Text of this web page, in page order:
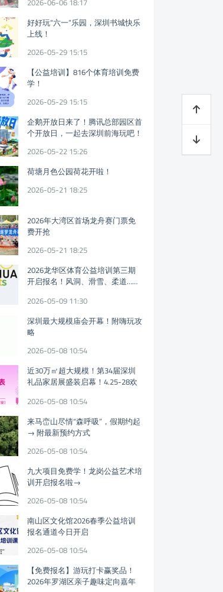
2026-06-06 18:17
好好玩“六一”乐园，深圳书城快乐
上线！
2026-05-29 15:15
【公益培训】816个体育培训免费
学！
2026-05-29 15:15
企鹅开放日来了！腾讯总部园区首
个开放日，一起去深圳前海玩吧！
2026-05-22 15:26
荷塘月色公园荷花开啦！
2026-05-21 18:25
2026年大湾区首场龙舟赛门票免
费开抢
2026-05-21 18:25
2026龙华区体育公益培训第三期
开启报名！风洞、滑雪、柔道……
2026-05-09 11:30
深圳最大规模庙会开幕！附嗨玩攻
略
2026-05-08 10:54
近30万㎡超大规模！第34届深圳
礼品家居展盛装启幕！4.25-28欢
2026-05-08 10:54
来马峦山尽情“森呼吸”，假期约起
→ 附最新预约方式
2026-05-08 10:54
九大项目免费学！龙岗公益艺术培
训开启报名啦→
2026-05-08 10:54
南山区文化馆2026春季公益培训
报名通道今日开启
2026-05-08 10:54
【免费报名】游玩打卡赢奖品！
2026年罗湖区亲子趣味定向嘉年